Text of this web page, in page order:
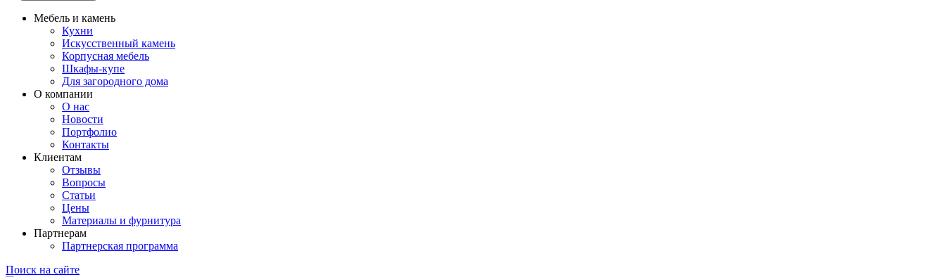
Мебель и камень
Кухни
Искусственный камень
Корпусная мебель
Шкафы-купе
Для загородного дома
О компании
О нас
Новости
Портфолио
Контакты
Клиентам
Отзывы
Вопросы
Статьи
Цены
Материалы и фурнитура
Партнерам
Партнерская программа
Поиск на сайте